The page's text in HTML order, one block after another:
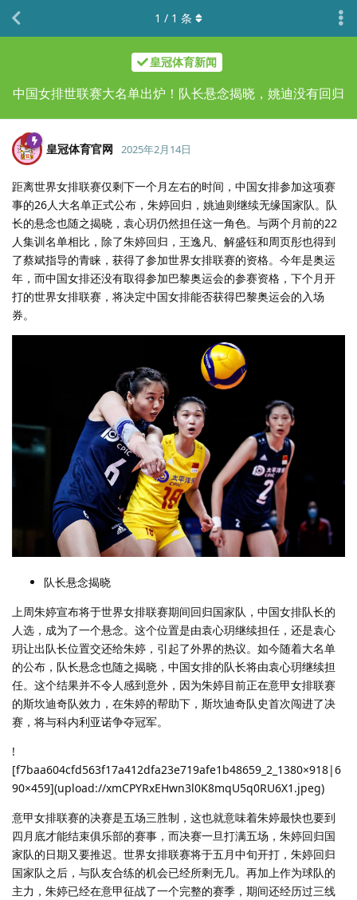
皇冠体育新闻
中国女排世联赛大名单出炉！队长悬念揭晓，姚迪没有回归
1 / 1 条
皇冠体育官网 2025年2月14日
距离世界女排联赛仅剩下一个月左右的时间，中国女排参加这项赛
事的26人大名单正式公布，朱婷回归，姚迪则继续无缘国家队。队
长的悬念也随之揭晓，袁心玥仍然担任这一角色。与两个月前的22
人集训名单相比，除了朱婷回归，王逸凡、解盛钰和周页彤也得到
了蔡斌指导的青睐，获得了参加世界女排联赛的资格。今年是奥运
年，而中国女排还没有取得参加巴黎奥运会的参赛资格，下个月开
打的世界女排联赛，将决定中国女排能否获得巴黎奥运会的入场
券。
队长悬念揭晓
上周朱婷宣布将于世界女排联赛期间回归国家队，中国女排队长的
人选，成为了一个悬念。这个位置是由袁心玥继续担任，还是袁心
玥让出队长位置交还给朱婷，引起了外界的热议。如今随着大名单
的公布，队长悬念也随之揭晓，中国女排的队长将由袁心玥继续担
任。这个结果并不令人感到意外，因为朱婷目前正在意甲女排联赛
的斯坎迪奇队效力，在朱婷的帮助下，斯坎迪奇队史首次闯进了决
赛，将与科内利亚诺争夺冠军。
!
[f7baa604cfd563f17a412dfa23e719afe1b48659_2_1380×918|6
90×459](upload://xmCPYRxEHwn3l0K8mqU5q0RU6X1.jpeg)
意甲女排联赛的决赛是五场三胜制，这也就意味着朱婷最快也要到
四月底才能结束俱乐部的赛事，而决赛一旦打满五场，朱婷回归国
家队的日期又要推迟。世界女排联赛将于五月中旬开打，朱婷回归
国家队之后，与队友合练的机会已经所剩无几。再加上作为球队的
主力，朱婷已经在意甲征战了一个完整的赛季，期间还经历过三线